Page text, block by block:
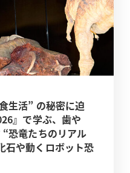
生活” の秘密に迫
』で学ぶ、歯や
恐竜たちのリアル
石や動くロボット恐